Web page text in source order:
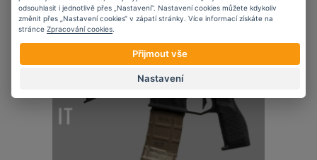
07 11 2023
odsouhlasit i jednotlivě přes „Nastavení“. Nastavení cookies můžete kdykoliv
změnit přes „Nastavení cookies“ v zápatí stránky. Více informací získáte na
stránce Zpracování cookies
Přijmout vše
Nastavení